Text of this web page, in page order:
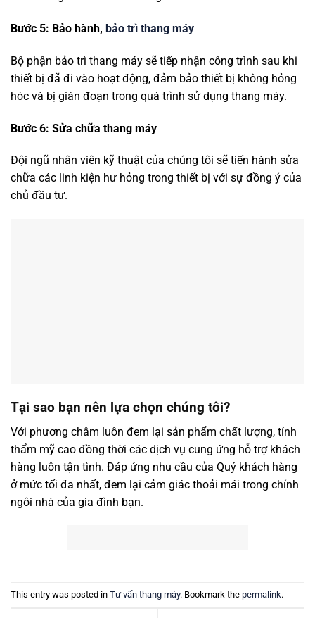
Bước 5: Bảo hành, bảo trì thang máy
Bộ phận bảo trì thang máy sẽ tiếp nhận công trình sau khi
thiết bị đã đi vào hoạt động, đảm bảo thiết bị không hỏng
hóc và bị gián đoạn trong quá trình sử dụng thang máy.
Bước 6: Sửa chữa thang máy
Đội ngũ nhân viên kỹ thuật của chúng tôi sẽ tiến hành sửa
chữa các linh kiện hư hỏng trong thiết bị với sự đồng ý của
chủ đầu tư.
Tại sao bạn nên lựa chọn chúng tôi?
Với phương châm luôn đem lại sản phẩm chất lượng, tính
thẩm mỹ cao đồng thời các dịch vụ cung ứng hỗ trợ khách
hàng luôn tận tình. Đáp ứng nhu cầu của Quý khách hàng
ở mức tối đa nhất, đem lại cảm giác thoải mái trong chính
ngôi nhà của gia đình bạn.
This entry was posted in Tư vấn thang máy. Bookmark the permalink.